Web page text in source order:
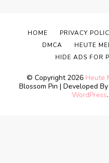
© Copyright 2026 Heute
Blossom Pin | Developed By
WordPress.
HOME PRIVACY
DMCA
HEUTE
HIDE ADS FOR